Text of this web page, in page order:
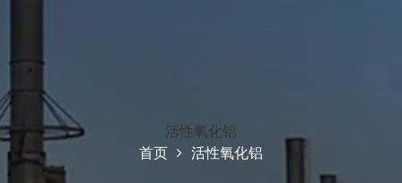
活性氧化铝
首页
活性氧化铝